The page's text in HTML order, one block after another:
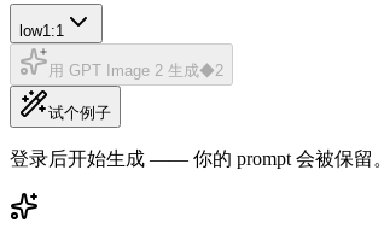
low1:1
用 GPT Image 2 生成◆2
试个例子
登录后开始生成 —— 你的 prompt 会被保留。